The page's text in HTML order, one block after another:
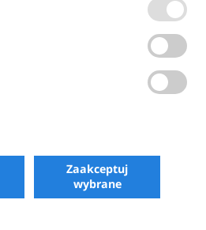
2026
SKIPERFORMANCE